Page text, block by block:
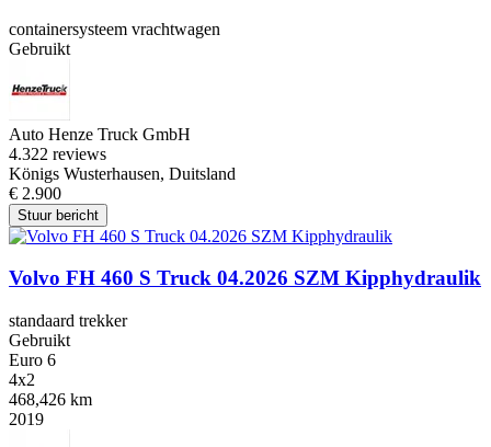
containersysteem vrachtwagen
Gebruikt
Auto Henze Truck GmbH
4.322 reviews
Königs Wusterhausen, Duitsland
€ 2.900
Stuur bericht
Volvo FH 460 S Truck 04.2026 SZM Kipphydraulik
standaard trekker
Gebruikt
Euro 6
4x2
468,426 km
2019